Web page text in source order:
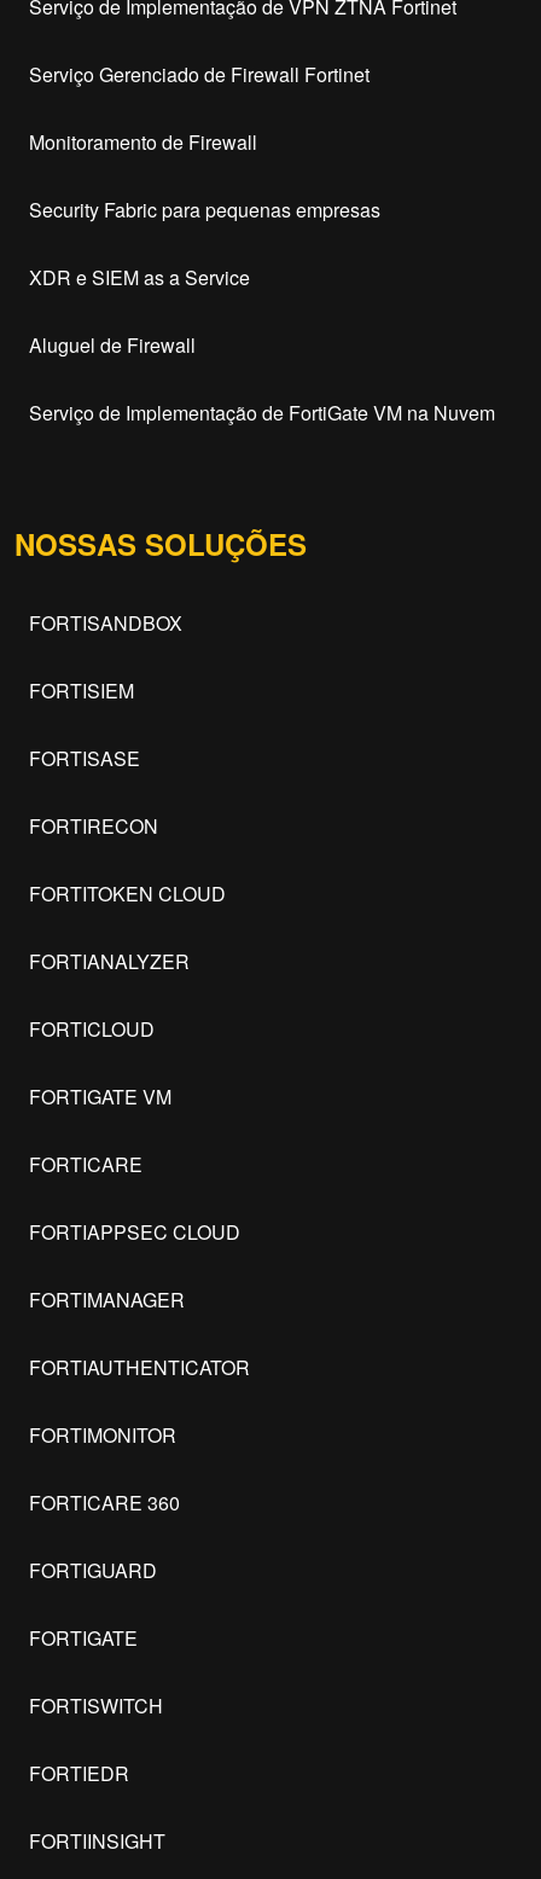
Serviço de Implementação de VPN ZTNA Fortinet
Serviço Gerenciado de Firewall Fortinet
Monitoramento de Firewall
Security Fabric para pequenas empresas
XDR e SIEM as a Service
Aluguel de Firewall
Serviço de Implementação de FortiGate VM na Nuvem
NOSSAS SOLUÇÕES
FORTISANDBOX
FORTISIEM
FORTISASE
FORTIRECON
FORTITOKEN CLOUD
FORTIANALYZER
FORTICLOUD
FORTIGATE VM
FORTICARE
FORTIAPPSEC CLOUD
FORTIMANAGER
FORTIAUTHENTICATOR
FORTIMONITOR
FORTICARE 360
FORTIGUARD
FORTIGATE
FORTISWITCH
FORTIEDR
FORTIINSIGHT